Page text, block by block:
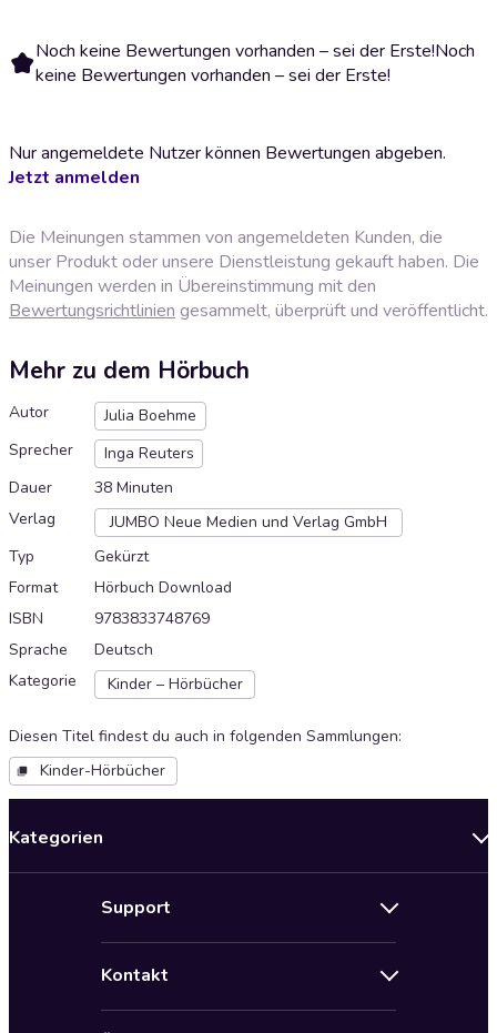
Noch keine Bewertungen vorhanden – sei der Erste!Noch
keine Bewertungen vorhanden – sei der Erste!
Nur angemeldete Nutzer können Bewertungen abgeben.
Jetzt anmelden
Die Meinungen stammen von angemeldeten Kunden, die
unser Produkt oder unsere Dienstleistung gekauft haben. Die
Meinungen werden in Übereinstimmung mit den
Bewertungsrichtlinien gesammelt, überprüft und veröffentlicht.
Mehr zu dem Hörbuch
Autor
Julia Boehme
Sprecher
Inga Reuters
Dauer
38 Minuten
Verlag
JUMBO Neue Medien und Verlag GmbH
Typ
Gekürzt
Format
Hörbuch Download
ISBN
9783833748769
Sprache
Deutsch
Kategorie
Kinder – Hörbücher
Diesen Titel findest du auch in folgenden Sammlungen:
Kinder-Hörbücher
Kategorien
Support
Kontakt